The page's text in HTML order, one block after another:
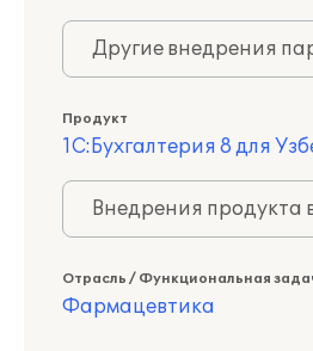
Другие внедрения
Продукт
1С:Бухгалтерия 8 для
Внедрения продукта
Отрасль / Функциональная
Фармацевтика